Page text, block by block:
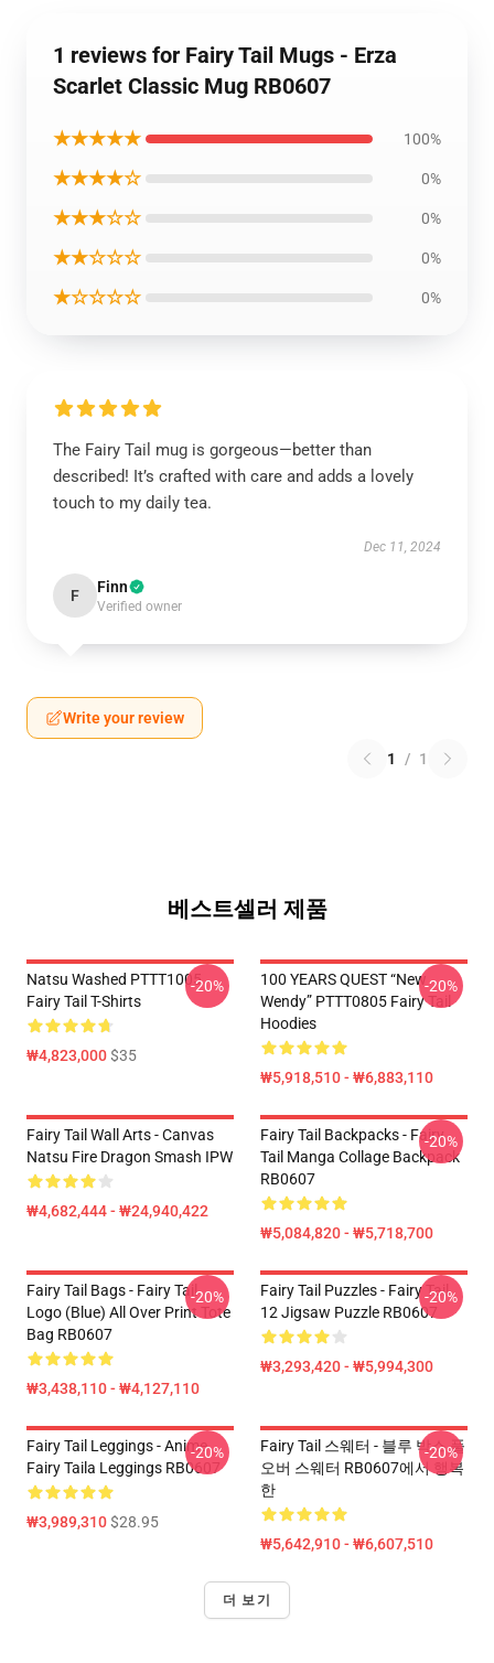
1 reviews for Fairy Tail Mugs - Erza
Scarlet Classic Mug RB0607
★★★★★ 100%
★★★★☆ 0%
★★★☆☆ 0%
★★☆☆☆ 0%
★☆☆☆☆ 0%
The Fairy Tail mug is gorgeous—better than
described! It’s crafted with care and adds a lovely
touch to my daily tea.
Dec 11, 2024
F Finn
Verified owner
Write your review
1 / 1
베스트셀러 제품
Natsu Washed PTTT1005
Fairy Tail T-Shirts
₩4,823,000$35
-20%
100 YEARS QUEST “New
Wendy” PTTT0805 Fairy Tail
Hoodies
₩5,918,510 - ₩6,883,110
-20%
Fairy Tail Wall Arts - Canvas
Natsu Fire Dragon Smash IPW
₩4,682,444 - ₩24,940,422
Fairy Tail Backpacks - Fairy
Tail Manga Collage Backpack
RB0607
₩5,084,820 - ₩5,718,700
-20%
Fairy Tail Bags - Fairy Tail
Logo (blue) All Over Print Tote
Bag RB0607
₩3,438,110 - ₩4,127,110
-20%
Fairy Tail Puzzles - Fairy Tail
12 Jigsaw Puzzle RB0607
₩3,293,420 - ₩5,994,300
-20%
Fairy Tail Leggings - Anime
Fairy Taila Leggings RB0607
₩3,989,310$28.95
-20%
Fairy Tail 스웨터 - 블루 박스 풀
오버 스웨터 RB0607에서 행복
한
₩5,642,910 - ₩6,607,510
-20%
더 보기